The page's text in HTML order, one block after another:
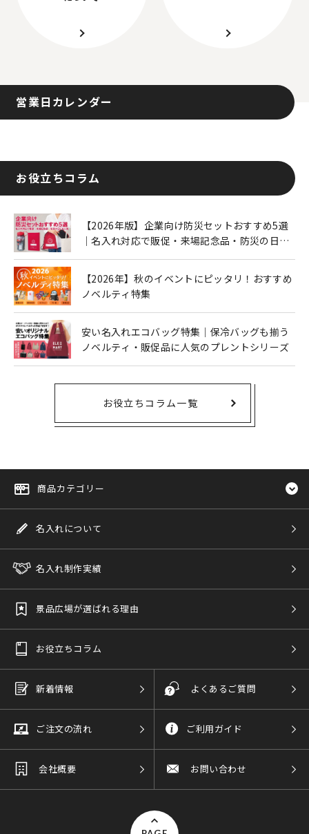
営業日カレンダー
お役立ちコラム
【2026年版】企業向け防災セットおすすめ5選
｜名入れ対応で販促・来場記念品・防災の日に
【2026年】秋のイベントにピッタリ！おすすめ
ノベルティ特集
安い名入れエコバッグ特集｜保冷バッグも揃う
ノベルティ・販促品に人気のプレントシリーズ
お役立ちコラム一覧
商品カテゴリー
名入れについて
名入れ制作実績
景品広場が選ばれる理由
お役立ちコラム
新着情報 よくあるご質問
ご注文の流れ ご利用ガイド
会社概要 お問い合わせ